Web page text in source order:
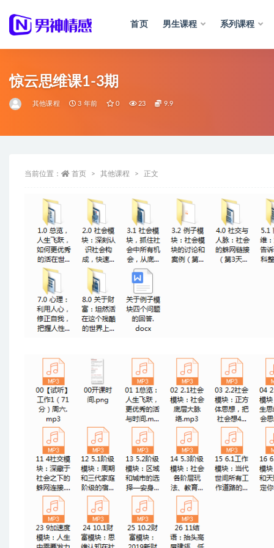
首页 男生课程 系列课程
惊云思维课1-3期
其他课程 3 年前 0 23 9.9
当前位置： 首页 其他课程 正文